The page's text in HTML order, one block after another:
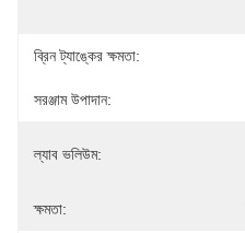
ব্রিন ট্যাঙ্কের ক্ষমতা:
সরঞ্জাম উপাদান:
ল্যাব ভলিউম:
ক্ষমতা: